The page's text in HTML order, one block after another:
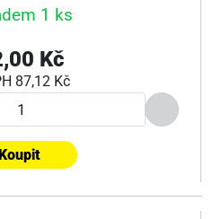
1 ks
Kč
87,12 Kč